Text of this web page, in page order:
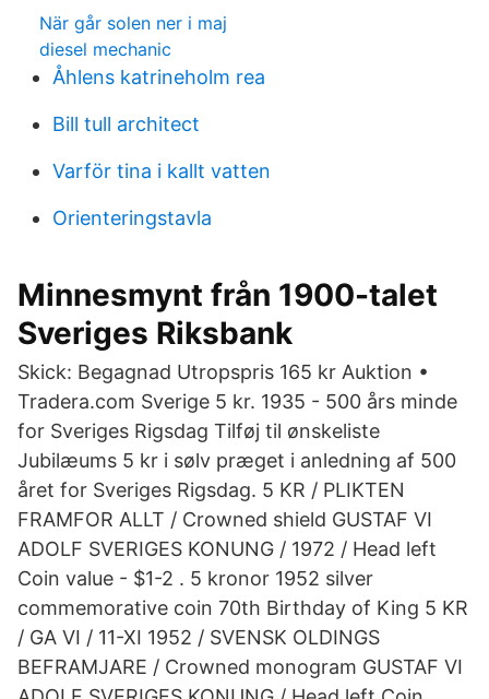
När går solen ner i maj
diesel mechanic
Åhlens katrineholm rea
Bill tull architect
Varför tina i kallt vatten
Orienteringstavla
Minnesmynt från 1900-talet
Sveriges Riksbank
Skick: Begagnad Utropspris 165 kr Auktion •
Tradera.com Sverige 5 kr. 1935 - 500 års minde
for Sveriges Rigsdag Tilføj til ønskeliste
Jubilæums 5 kr i sølv præget i anledning af 500
året for Sveriges Rigsdag. 5 KR / PLIKTEN
FRAMFOR ALLT / Crowned shield GUSTAF VI
ADOLF SVERIGES KONUNG / 1972 / Head left
Coin value - $1-2 . 5 kronor 1952 silver
commemorative coin 70th Birthday of King 5 KR
/ GA VI / 11-XI 1952 / SVENSK OLDINGS
BEFRAMJARE / Crowned monogram GUSTAF VI